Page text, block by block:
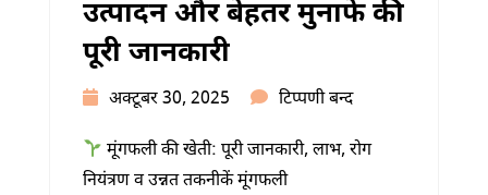
उत्पादन और बेहतर मुनाफे की
पूरी जानकारी
अक्टूबर 30, 2025 टिप्पणी बन्दमूंगफली
खेती:
मूंगफली की खेती: पूरी जानकारी, लाभ, रोग
नियंत्रण व उन्नत तकनीकें मूंगफली